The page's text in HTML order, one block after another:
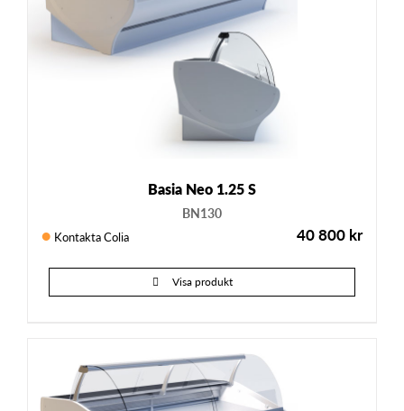
Basia Neo 1.25 S
BN130
Kontakta Colia 40 800 kr
Visa produkt